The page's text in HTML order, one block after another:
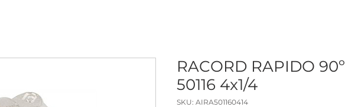
RACORD RAPIDO 90º
50116 4x1/4
SKU: AIRA501160414